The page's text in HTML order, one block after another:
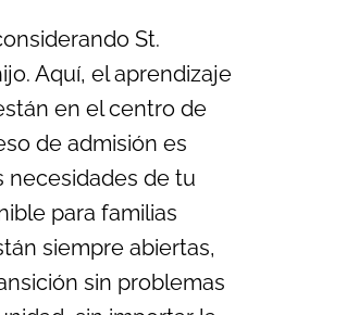
St.
Aquí, el aprendizaje
en el centro de
de admisión es
necesidades de tu
para familias
siempre abiertas,
sin problemas